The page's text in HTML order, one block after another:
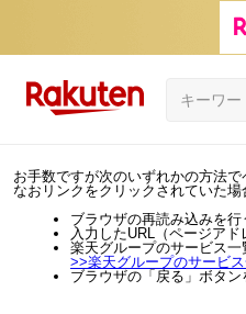
お手数ですが次のいずれかの方法で
なおリンクをクリックされていた
ブラウザの再読み込みを行
入力したURL（ページア
楽天グループのサービス一
>>楽天グループのサービ
ブラウザの「戻る」ボタ